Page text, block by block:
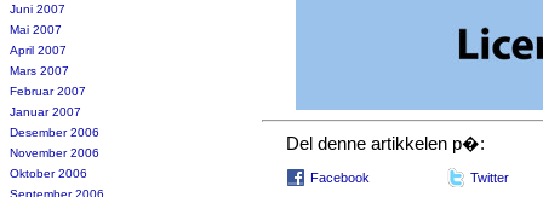
Juni 2007
Mai 2007
April 2007
Mars 2007
Februar 2007
Januar 2007
Desember 2006
November 2006
Oktober 2006
September 2006
Del denne artikkelen p�:
Facebook Twitter